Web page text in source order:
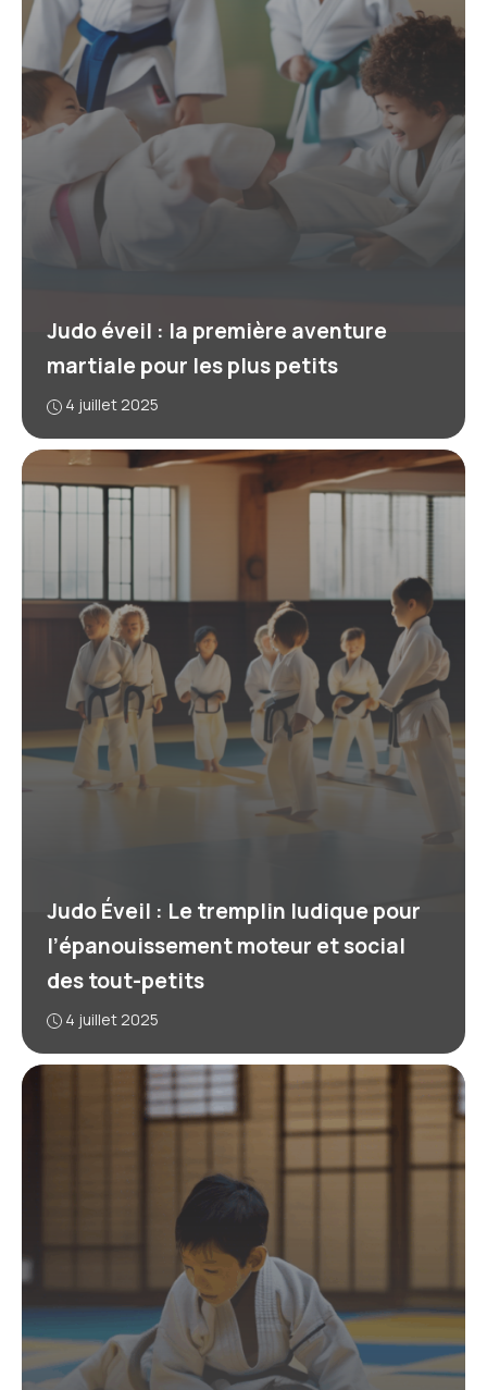
Judo éveil : la première aventure
martiale pour les plus petits
4 juillet 2025
Judo Éveil : Le tremplin ludique pour
l’épanouissement moteur et social
des tout-petits
4 juillet 2025